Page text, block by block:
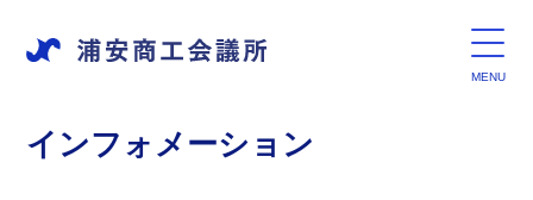
インフォメーション